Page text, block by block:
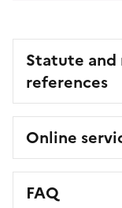
Statute and
references
Online
FAQ